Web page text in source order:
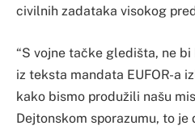
civilnih zadataka visokog
“S vojne tačke gledišta, ne
iz teksta mandata EUFOR-a
kako bismo produžili našu
Dejtonskom sporazumu, to je